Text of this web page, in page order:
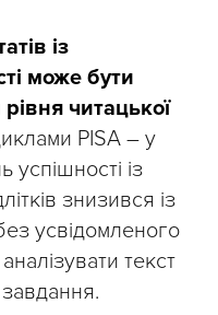
із
може бути
читацької
PISA – у
успішності із
знизився із
усвідомленого
текст